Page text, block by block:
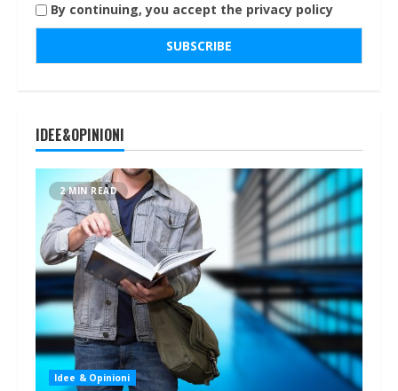
By continuing, you accept the privacy policy
IDEE&OPINIONI
2 MIN READ
Idee & Opinioni